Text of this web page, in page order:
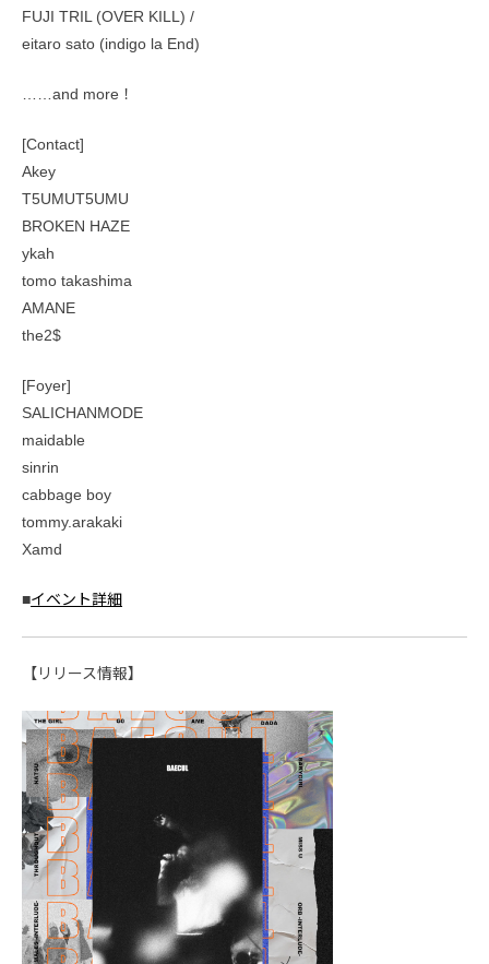
FUJI TRIL (OVER KILL) /
eitaro sato (indigo la End)
……and more！
[Contact]
Akey
T5UMUT5UMU
BROKEN HAZE
ykah
tomo takashima
AMANE
the2$
[Foyer]
SALICHANMODE
maidable
sinrin
cabbage boy
tommy.arakaki
Xamd
■イベント詳細
【リリース情報】